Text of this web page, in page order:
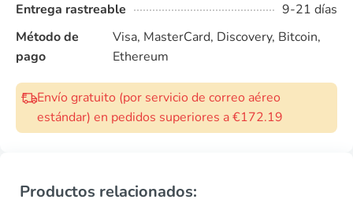
Entrega rastreable
9-21 días
Método de
pago
Visa, MasterCard, Discovery, Bitcoin,
Ethereum
Envío gratuito (por servicio de correo aéreo
estándar) en pedidos superiores a €172.19
Productos relacionados: